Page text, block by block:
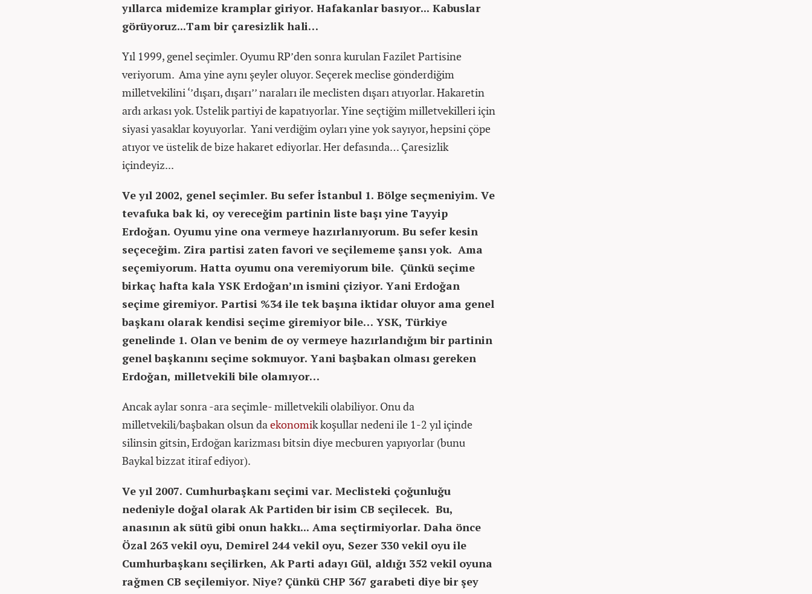
yıllarca midemize kramplar giriyor. Hafakanlar basıyor... Kabuslar
görüyoruz...Tam bir çaresizlik hali…
Yıl 1999, genel seçimler. Oyumu RP’den sonra kurulan Fazilet Partisine
veriyorum. Ama yine aynı şeyler oluyor. Seçerek meclise gönderdiğim
milletvekilini ‘’dışarı, dışarı’’ naraları ile meclisten dışarı atıyorlar. Hakaretin
ardı arkası yok. Üstelik partiyi de kapatıyorlar. Yine seçtiğim milletvekilleri için
siyasi yasaklar koyuyorlar. Yani verdiğim oyları yine yok sayıyor, hepsini çöpe
atıyor ve üstelik de bize hakaret ediyorlar. Her defasında… Çaresizlik
içindeyiz...
Ve yıl 2002, genel seçimler. Bu sefer İstanbul 1. Bölge seçmeniyim. Ve
tevafuka bak ki, oy vereceğim partinin liste başı yine Tayyip
Erdoğan. Oyumu yine ona vermeye hazırlanıyorum. Bu sefer kesin
seçeceğim. Zira partisi zaten favori ve seçilememe şansı yok. Ama
seçemiyorum. Hatta oyumu ona veremiyorum bile. Çünkü seçime
birkaç hafta kala YSK Erdoğan’ın ismini çiziyor. Yani Erdoğan
seçime giremiyor. Partisi %34 ile tek başına iktidar oluyor ama genel
başkanı olarak kendisi seçime giremiyor bile… YSK, Türkiye
genelinde 1. Olan ve benim de oy vermeye hazırlandığım bir partinin
genel başkanını seçime sokmuyor. Yani başbakan olması gereken
Erdoğan, milletvekili bile olamıyor…
Ancak aylar sonra -ara seçimle- milletvekili olabiliyor. Onu da
milletvekili/başbakan olsun daekonomik koşullar nedeni ile 1-2 yıl içinde
silinsin gitsin, Erdoğan karizması bitsin diye mecburen yapıyorlar (bunu
Baykal bizzat itiraf ediyor).
Ve yıl 2007. Cumhurbaşkanı seçimi var. Meclisteki çoğunluğu
nedeniyle doğal olarak Ak Partiden bir isim CB seçilecek. Bu,
anasının ak sütü gibi onun hakkı... Ama seçtirmiyorlar. Daha önce
Özal 263 vekil oyu, Demirel 244 vekil oyu, Sezer 330 vekil oyu ile
Cumhurbaşkanı seçilirken, Ak Parti adayı Gül, aldığı 352 vekil oyuna
rağmen CB seçilemiyor. Niye? Çünkü CHP 367 garabeti diye bir şey